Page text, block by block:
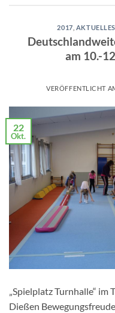
2017 AKTUELLES
am 10.-
VERÖFFENTLICHT
22
Okt.
„Spielplatz Turnhalle“
Dießen